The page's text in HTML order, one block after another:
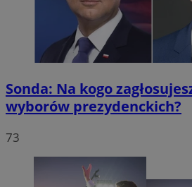
Sonda: Na kogo
wyborów prezydenckich?
73